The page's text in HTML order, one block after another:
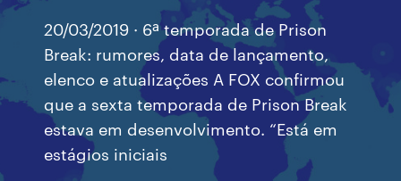
20/03/2019 · 6ª temporada de Prison
Break: rumores, data de lançamento,
elenco e atualizações A FOX confirmou
que a sexta temporada de Prison Break
estava em desenvolvimento. “Está em
estágios iniciais